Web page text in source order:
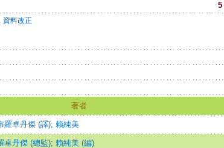
5
資料改正
著者
羅卓丹傑 (譯); 賴純美
卓丹傑 (總監); 賴純美 (編)